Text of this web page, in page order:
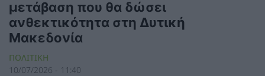
μετάβαση που θα δώσει
ανθεκτικότητα στη Δυτική
Μακεδονία
ΠΟΛΙΤΙΚΗ
10/07/2026 - 11:40